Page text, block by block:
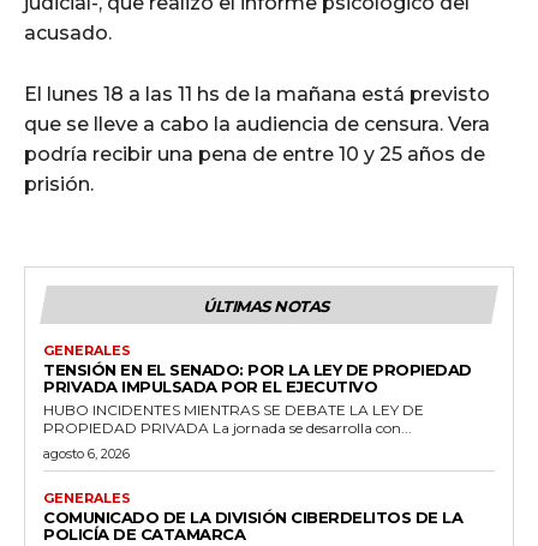
acusado.
El lunes 18 a las 11 hs de la mañana está previsto
que se lleve a cabo la audiencia de censura. Vera
podría recibir una pena de entre 10 y 25 años de
prisión.
ÚLTIMAS NOTAS
GENERALES
TENSIÓN EN EL SENADO: POR LA LEY DE PROPIEDAD
PRIVADA IMPULSADA POR EL EJECUTIVO
HUBO INCIDENTES MIENTRAS SE DEBATE LA LEY DE
PROPIEDAD PRIVADA La jornada se desarrolla con...
agosto 6, 2026
GENERALES
COMUNICADO DE LA DIVISIÓN CIBERDELITOS DE LA
POLICÍA DE CATAMARCA